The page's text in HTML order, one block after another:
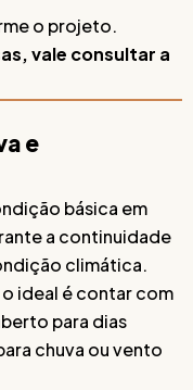
o projeto.
vale consultar a
e
básica em
a continuidade
climática.
o ideal é contar com
para dias
chuva ou vento